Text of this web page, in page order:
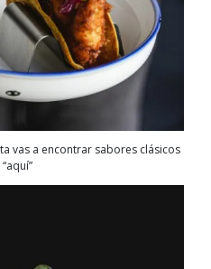
vas a encontrar sabores clásicos